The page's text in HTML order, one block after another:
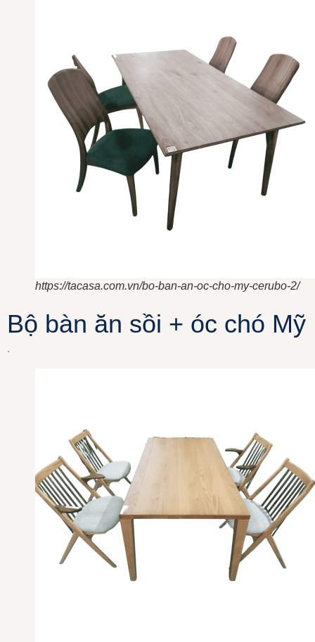
https://tacasa.com.vn/bo-ban-an-oc-cho-my-cerubo-2/
Bộ bàn ăn sồi + óc chó Mỹ
.